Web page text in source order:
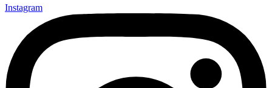
Instagram